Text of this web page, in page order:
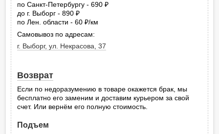
по Санкт-Петербургу - 690
до г. Выборг - 890
по Лен. области - 60
руб.
/км
Самовывоз по адресам:
г. Выборг, ул. Некрасова, 37
Возврат
Если по недоразумению в товаре окажется брак, мы
бесплатно его заменим и доставим курьером за свой
счет. Или вернём его полную стоимость.
Подъем